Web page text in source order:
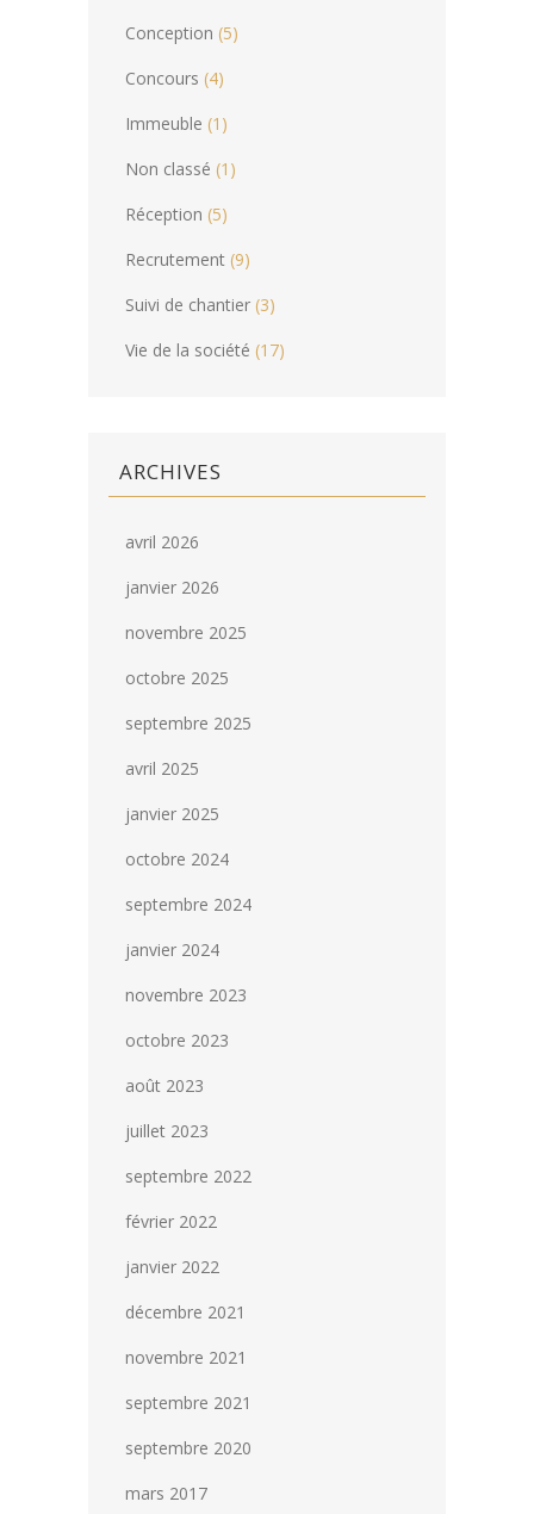
Conception (5)
Concours (4)
Immeuble (1)
Non classé (1)
Réception (5)
Recrutement (9)
Suivi de chantier (3)
Vie de la société (17)
ARCHIVES
avril 2026
janvier 2026
novembre 2025
octobre 2025
septembre 2025
avril 2025
janvier 2025
octobre 2024
septembre 2024
janvier 2024
novembre 2023
octobre 2023
août 2023
juillet 2023
septembre 2022
février 2022
janvier 2022
décembre 2021
novembre 2021
septembre 2021
septembre 2020
mars 2017